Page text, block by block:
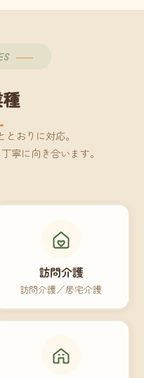
おりに対応。
寧に向き合います。
訪問介護
訪問介護／居宅介護